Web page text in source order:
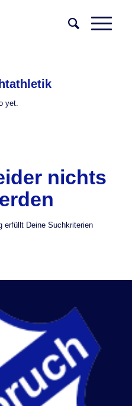
yet.
nichts
erfüllt Deine Suchkriterien